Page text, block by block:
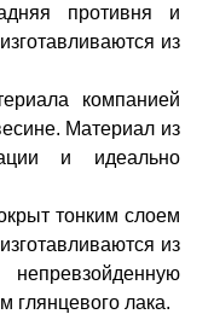
противня и
из
компанией
Материал из
и идеально
тонким слоем
из
глянцевого лака.